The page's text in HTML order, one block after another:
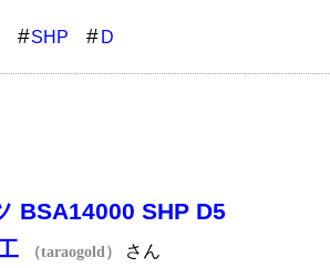
SHP D
BSA14000 SHP D5
（taraogold）
さん